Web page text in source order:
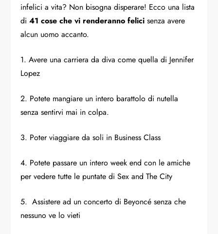
infelici a vita? Non bisogna disperare! Ecco una lista
di41 cose che vi renderanno felici senza avere
alcun uomo accanto.
1. Avere una carriera da diva come quella di Jennifer
Lopez
2. Potete mangiare un intero barattolo di nutella
senza sentirvi mai in colpa.
3. Poter viaggiare da soli in Business Class
4. Potete passare un intero week end con le amiche
per vedere tutte le puntate di Sex and The City
5. Assistere ad un concerto di Beyoncé senza che
nessuno ve lo vieti